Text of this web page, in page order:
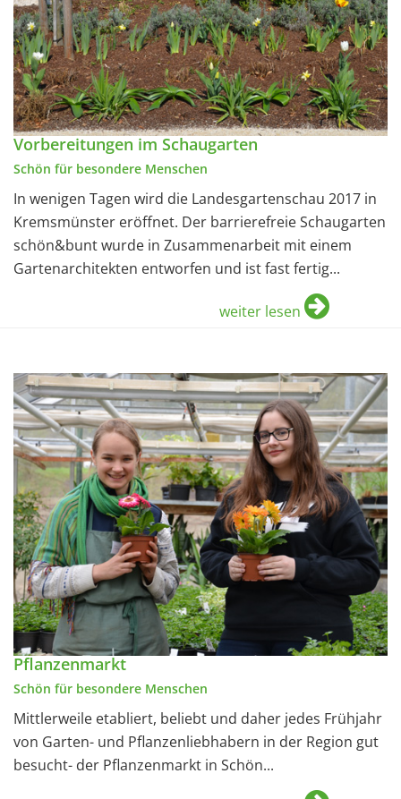
Vorbereitungen im Schaugarten
Schön für besondere Menschen
In wenigen Tagen wird die Landesgartenschau 2017 in
Kremsmünster eröffnet. Der barrierefreie Schaugarten
schön&bunt wurde in Zusammenarbeit mit einem
Gartenarchitekten entworfen und ist fast fertig...
weiter lesen
Pflanzenmarkt
Schön für besondere Menschen
Mittlerweile etabliert, beliebt und daher jedes Frühjahr
von Garten- und Pflanzenliebhabern in der Region gut
besucht- der Pflanzenmarkt in Schön...